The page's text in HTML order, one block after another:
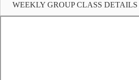
WEEKLY GROUP CLASS DETAILS